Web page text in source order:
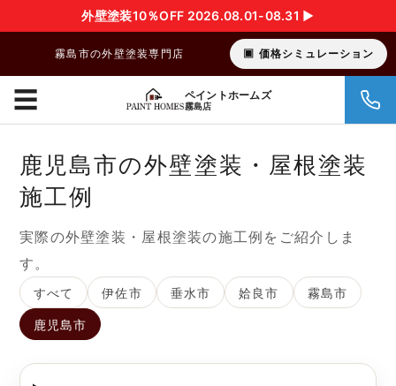
外壁塗装10％OFF 2026.08.01-08.31 ▶︎
霧島市の外壁塗装専門店 価格シミュレーション
ペイントホームズ
霧島店
☰
鹿児島市の外壁塗装・屋根塗装
施工例
実際の外壁塗装・屋根塗装の施工例をご紹介しま
す。
すべて 伊佐市 垂水市 姶良市 霧島市
鹿児島市